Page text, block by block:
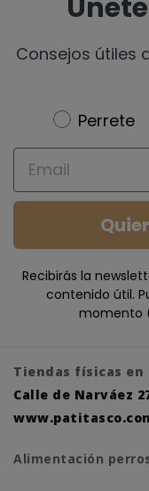
Consejos útiles
Newsletter
Perrete
Email
Recibirás la
contenido útil.
momento
Tiendas físicas en
Calle de Narváez
Alimentación